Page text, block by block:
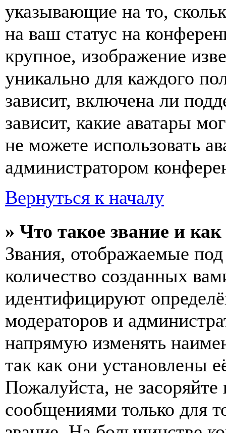
указывающие на то,
на ваш статус на
крупное, изображение
уникально для каждого
зависит, включена ли
зависит, какие аватары
не можете использовать
администратором
Вернуться к началу
» Что такое звание и
Звания, отображаемые
количество созданных
идентифицируют
модераторов и
напрямую изменять
так как они установлены
Пожалуйста, не
сообщениями только для